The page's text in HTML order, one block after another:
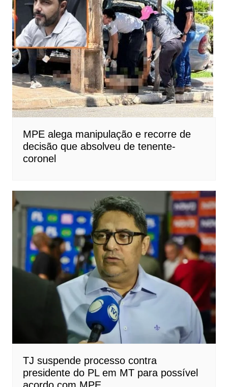
MPE alega manipulação e recorre de
decisão que absolveu de tenente-
coronel
TJ suspende processo contra
presidente do PL em MT para possível